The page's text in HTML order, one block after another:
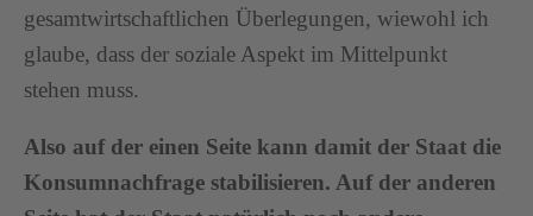
gesamtwirtschaftlichen Überlegungen, wiewohl ich
glaube, dass der soziale Aspekt im Mittelpunkt
stehen muss.
Also auf der einen Seite kann damit der Staat die
Konsumnachfrage stabilisieren. Auf der anderen